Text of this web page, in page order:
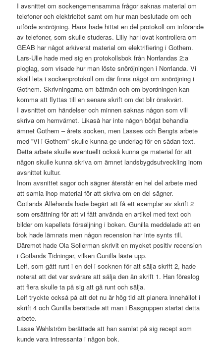
I avsnittet om sockengemensamma frågor saknas material om
telefoner och elektricitet samt om hur man beslutade om och
utförde snöröjning. Hans hade hittat en del protokoll om införande
av telefoner, som skulle studeras. Lilly har lovat kontrollera om
GEAB har något arkiverat material om elektrifiering i Gothem.
Lars-Ulle hade med sig en protokollsbok från Norrlandas 2:a
ploglag, som visade hur man löste snöröjningen i Norrlanda. Vi
skall leta i sockenprotokoll om där finns något om snöröjning i
Gothem. Skrivningarna om båtmän och om byordningen kan
komma att flyttas till en senare skrift om det blir önskvärt.
I avsnittet om händelser och minnen saknas någon som vill
skriva om hemvärnet. Likaså har inte någon börjat behandla
ämnet Gothem – årets socken, men Lasses och Bengts arbete
med ”Vi i Gothem” skulle kunna ge underlag för en sådan text.
Detta arbete skulle eventuellt också kunna ge material för att
någon skulle kunna skriva om ämnet landsbygdsutveckling inom
avsnittet kultur.
Inom avsnittet sagor och sägner återstår en hel del arbete med
att samla ihop material för att skriva om en del sägner.
Gotlands Allehanda hade begärt att få ett exemplar av skrift 2
som ersättning för att vi fått använda en artikel med text och
bilder om kapellets försäljning i boken. Gunilla meddelade att en
bok hade lämnats men någon recension har inte synts till.
Däremot hade Ola Sollerman skrivit en mycket positiv recension
i Gotlands Tidningar, vilken Gunilla läste upp.
Leif, som gått runt i en del i socknen för att sälja skrift 2, hade
noterat att det var svårare att sälja den än skrift 1. Han föreslog
att flera skulle ta på sig att gå runt och sälja.
Leif tryckte också på att det nu är hög tid att planera innehållet i
skrift 4 och Gunilla berättade att man i Basgruppen startat detta
arbete.
Lasse Wahlström berättade att han samlat på sig recept som
kunde vara intressanta i någon bok.